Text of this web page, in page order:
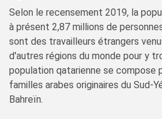
Selon le recensement 2019, la
à présent 2,87 millions de
sont des travailleurs étrangers
d'autres régions du monde pour y
population qatarienne se compose
familles arabes originaires du Sud-
Bahreïn.